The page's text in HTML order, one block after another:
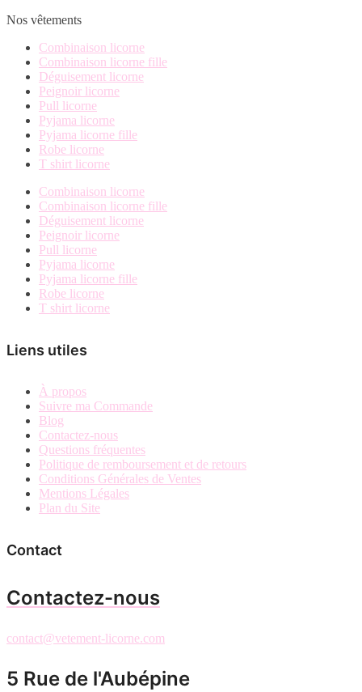
Nos vêtements
Combinaison licorne
Combinaison licorne fille
Déguisement licorne
Peignoir licorne
Pull licorne
Pyjama licorne
Pyjama licorne fille
Robe licorne
T shirt licorne
Combinaison licorne
Combinaison licorne fille
Déguisement licorne
Peignoir licorne
Pull licorne
Pyjama licorne
Pyjama licorne fille
Robe licorne
T shirt licorne
Liens utiles
À propos
Suivre ma Commande
Blog
Contactez-nous
Questions fréquentes
Politique de remboursement et de retours
Conditions Générales de Ventes
Mentions Légales
Plan du Site
Contact
Contactez-nous
contact@vetement-licorne.com
5 Rue de l'Aubépine